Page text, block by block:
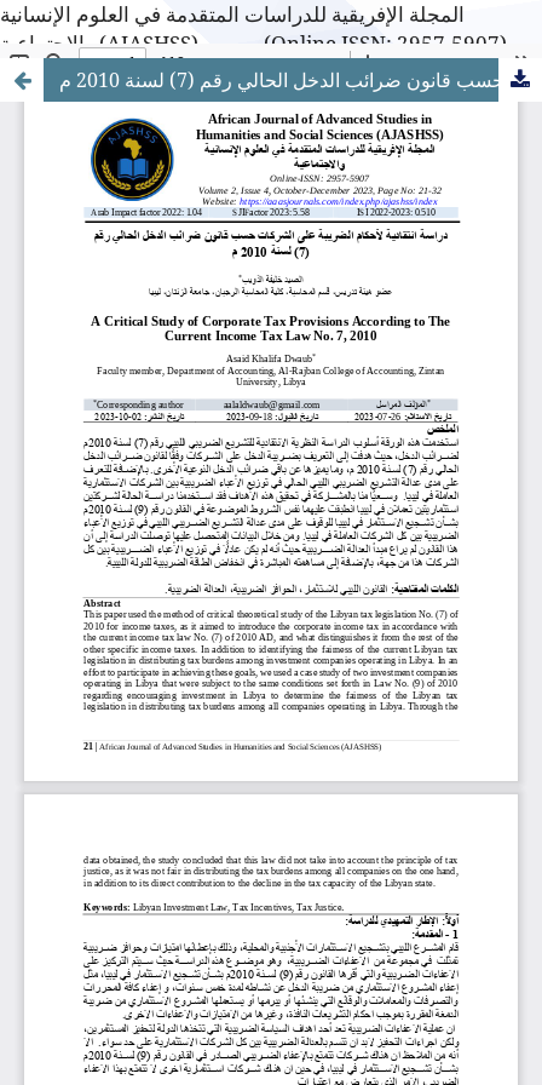
المجلة الإفريقية للدراسات المتقدمة في العلوم الإنسانية
والاجتماعية (AJASHSS)---------- (Online ISSN: 2957-5907)
دراسة انتقادية لأحكام الضريبة على الشركات حسب قانون ضرائب الدخل الحالي رقم (7) لسنة 2010 م